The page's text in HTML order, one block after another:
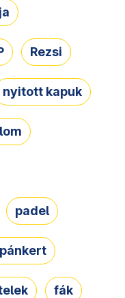
Rezsi
nyitott kapuk
padel
fák